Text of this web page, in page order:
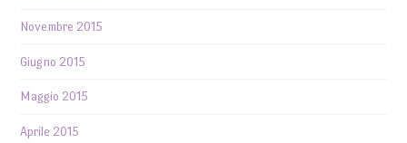
Novembre 2015
Giugno 2015
Maggio 2015
Aprile 2015